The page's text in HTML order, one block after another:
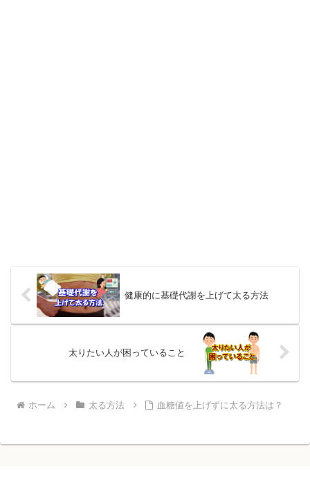
健康的に基礎代謝を上げて太る方法
太りたい人が困っていること
ホーム 太る方法 血糖値を上げずに太る方法は？